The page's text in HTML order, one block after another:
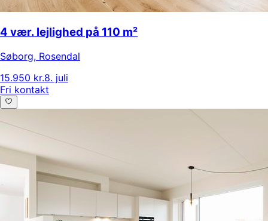
4 vær. lejlighed på 110 m²
Søborg, Rosendal
15.950 kr.8. juli
Fri kontakt